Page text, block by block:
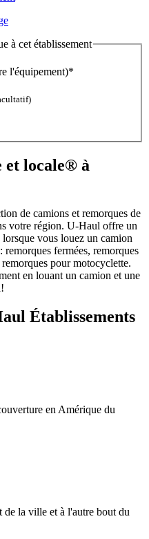
à cet établissement
l'équipement)*
et locale® à
de camions et remorques de
votre région. U-Haul offre un
lorsque vous louez un camion
fermées, remorques
pour motocyclette.
en louant un camion et une
Établissements
en Amérique du
de la ville et à l'autre bout du